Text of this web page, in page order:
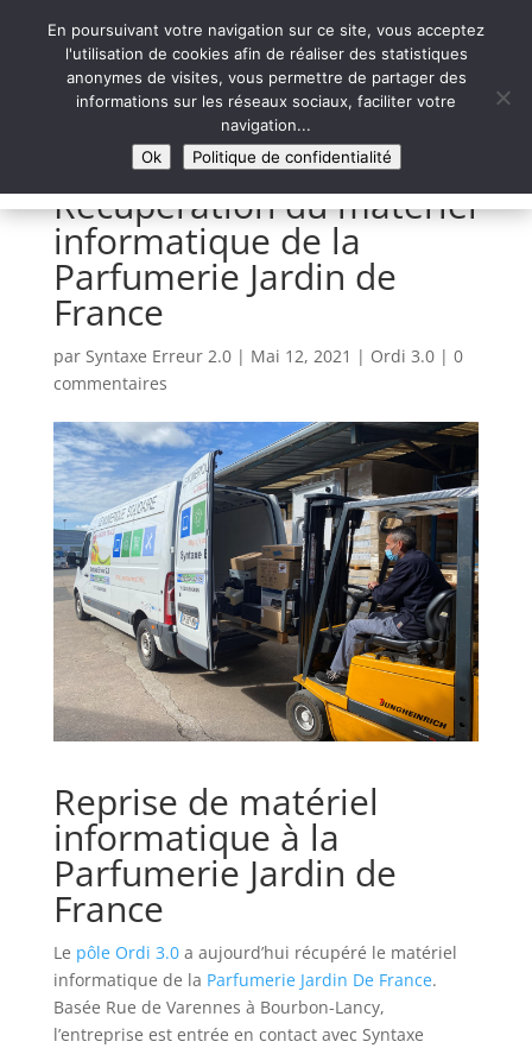
Syntaxe Erreur 2.0
LE NUMÉRIQUE SOLIDAIRE
Récupération du matériel
informatique de la
Parfumerie Jardin de
France
par Syntaxe Erreur 2.0| Mai 12, 2021 | Ordi 3.0| 0
commentaires
Reprise de matériel
informatique à la
Parfumerie Jardin de
France
Le pôle Ordi 3.0a aujourd’hui récupéré le matériel
informatique de la Parfumerie Jardin De France.
Basée Rue de Varennes à Bourbon-Lancy,
l’entreprise est entrée en contact avec Syntaxe
En poursuivant votre navigation sur ce site, vous acceptez
l'utilisation de cookies afin de réaliser des statistiques
anonymes de visites, vous permettre de partager des
informations sur les réseaux sociaux, faciliter votre
navigation...
Ok
Politique de confidentialité